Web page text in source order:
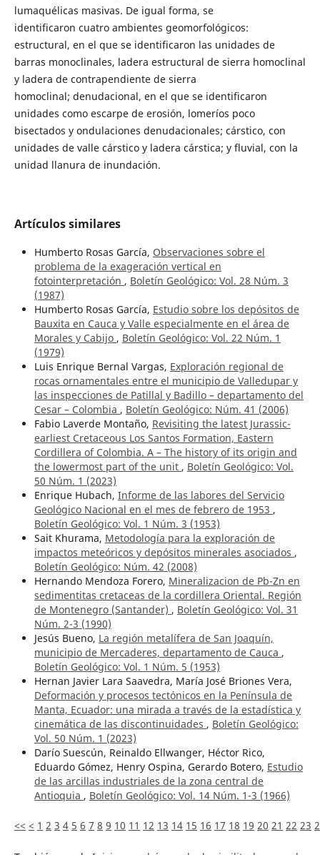
lumaquélicas masivas. De igual forma, se
identificaron cuatro ambientes geomorfológicos:
estructural, en el que se identificaron las unidades de
barras monoclinales, ladera estructural de sierra homoclinal
y ladera de contrapendiente de sierra
homoclinal; denudacional, en el que se identificaron
unidades como escarpe de erosión, lomeríos poco
bisectados y ondulaciones denudacionales; cárstico, con
unidades de valle cárstico y ladera cárstica; y fluvial, con la
unidad llanura de inundación.
Artículos similares
Humberto Rosas García, Observaciones sobre el
problema de la exageración vertical en
fotointerpretación , Boletín Geológico: Vol. 28 Núm. 3
(1987)
Humberto Rosas García, Estudio sobre los depósitos de
Bauxita en Cauca y Valle especialmente en el área de
Morales y Cabijo , Boletín Geológico: Vol. 22 Núm. 1
(1979)
Luis Enrique Bernal Vargas, Exploración regional de
rocas ornamentales entre el municipio de Valledupar y
las inspecciones de Patillal y Badillo – departamento del
Cesar – Colombia , Boletín Geológico: Núm. 41 (2006)
Fabio Laverde Montaño, Revisiting the latest Jurassic-
earliest Cretaceous Los Santos Formation, Eastern
Cordillera of Colombia. A – The history of its origin and
the lowermost part of the unit , Boletín Geológico: Vol.
50 Núm. 1 (2023)
Enrique Hubach, Informe de las labores del Servicio
Geológico Nacional en el mes de febrero de 1953 ,
Boletín Geológico: Vol. 1 Núm. 3 (1953)
Sait Khurama, Metodología para la exploración de
impactos meteóricos y depósitos minerales asociados ,
Boletín Geológico: Núm. 42 (2008)
Hernando Mendoza Forero, Mineralizacion de Pb-Zn en
sedimentitas cretaceas de la cordillera Oriental. Región
de Montenegro (Santander) , Boletín Geológico: Vol. 31
Núm. 2-3 (1990)
Jesús Bueno, La región metalífera de San Joaquín,
municipio de Mercaderes, departamento de Cauca ,
Boletín Geológico: Vol. 1 Núm. 5 (1953)
Hernan Javier Lara Saavedra, María José Briones Vera,
Deformación y procesos tectónicos en la Península de
Manta, Ecuador: una mirada a través de la estadística y
cinemática de las discontinuidades , Boletín Geológico:
Vol. 50 Núm. 1 (2023)
Darío Suescún, Reinaldo Ellwanger, Héctor Rico,
Eduardo Gómez, Henry Ospina, Gerardo Botero, Estudio
de las arcillas industriales de la zona central de
Antioquia , Boletín Geológico: Vol. 14 Núm. 1-3 (1966)
<< < 1 2 3 4 5 6 7 8 9 10 11 12 13 14 15 16 17 18 19 20 21 22 23